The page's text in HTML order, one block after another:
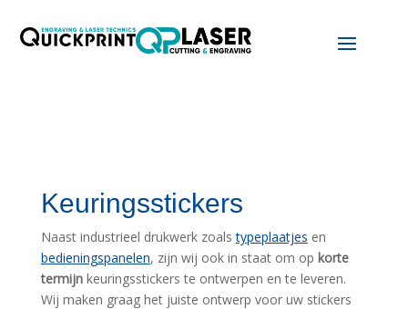
Keuringsstickers
Naast industrieel drukwerk zoalstypeplaatjes en
bedieningspanelen, zijn wij ook in staat om op korte
termijnkeuringsstickers te ontwerpen en te leveren.
Wij maken graag het juiste ontwerp voor uw stickers